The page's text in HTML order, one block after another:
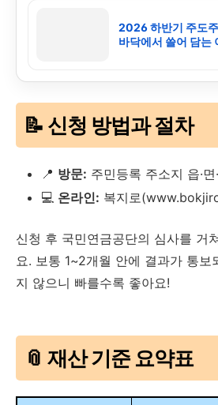
2026 하반기 주도
바닥에서 쓸어 담는
📝 신청 방법과 절차
📍 방문: 주민등록 주소지 읍·면
💻 온라인: 복지로
신청 후 국민연금공단의 심사를 거
요. 보통 1~2개월 안에 결과가 통보
지 않으니 빠를수록 좋아요!
📎 재산 기준 요약표